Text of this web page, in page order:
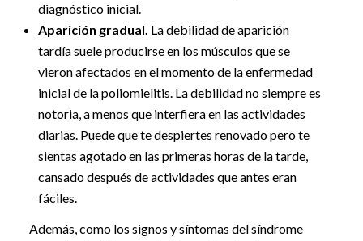
diagnóstico inicial.
Aparición gradual. La debilidad de aparición
tardía suele producirse en los músculos que se
vieron afectados en el momento de la enfermedad
inicial de la poliomielitis. La debilidad no siempre es
notoria, a menos que interfiera en las actividades
diarias. Puede que te despiertes renovado pero te
sientas agotado en las primeras horas de la tarde,
cansado después de actividades que antes eran
fáciles.
Además, como los signos y síntomas del síndrome